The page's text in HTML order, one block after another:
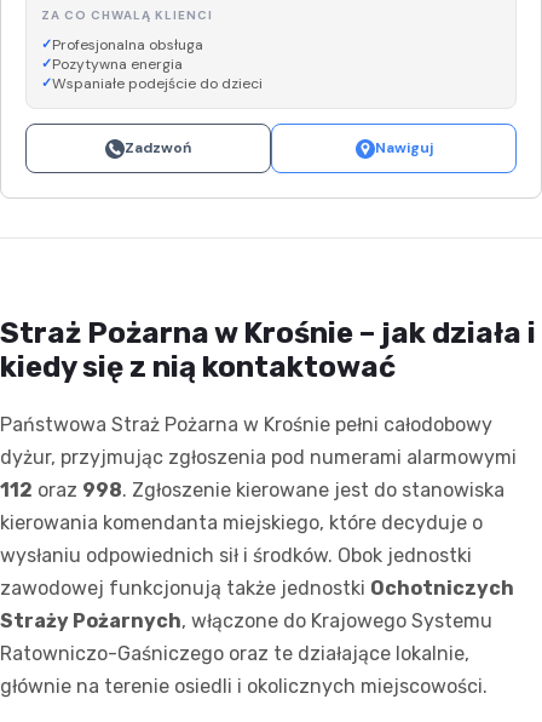
ZA CO CHWALĄ KLIENCI
Profesjonalna obsługa
Pozytywna energia
Wspaniałe podejście do dzieci
Zadzwoń Nawiguj
Straż Pożarna w Krośnie – jak działa i
kiedy się z nią kontaktować
Państwowa Straż Pożarna w Krośnie pełni całodobowy
dyżur, przyjmując zgłoszenia pod numerami alarmowymi
112 oraz 998. Zgłoszenie kierowane jest do stanowiska
kierowania komendanta miejskiego, które decyduje o
wysłaniu odpowiednich sił i środków. Obok jednostki
zawodowej funkcjonują także jednostki Ochotniczych
Straży Pożarnych, włączone do Krajowego Systemu
Ratowniczo-Gaśniczego oraz te działające lokalnie,
głównie na terenie osiedli i okolicznych miejscowości.